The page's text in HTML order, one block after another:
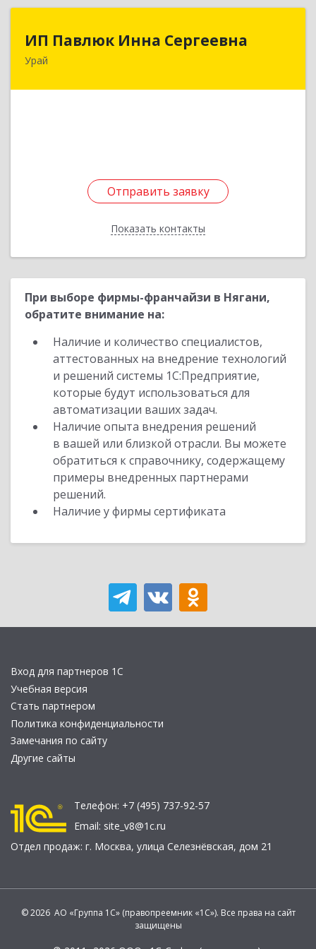
ИП Павлюк Инна Сергеевна
Урай
Отправить заявку
Показать контакты
628284, Ханты-Мансийский Автономный округ
Отправить заявку
Назад
При выборе фирмы-франчайзи в Нягани,
обратите внимание на:
Наличие и количество специалистов,
аттестованных на внедрение технологий
и решений системы 1С:Предприятие,
которые будут использоваться для
автоматизации ваших задач.
Наличие опыта внедрения решений
в вашей или близкой отрасли. Вы можете
обратиться к справочнику, содержащему
примеры внедренных партнерами
решений.
Наличие у фирмы сертификата
Вход для партнеров 1С
Учебная версия
Стать партнером
Политика конфиденциальности
Замечания по сайту
Другие сайты
Телефон: +7 (495) 737-92-57
Email: site_v8@1c.ru
Отдел продаж: г. Москва, улица Селезнёвская, дом 21
© 2026 АО «Группа 1С» (правопреемник «1С»). Все права на сайт
защищены